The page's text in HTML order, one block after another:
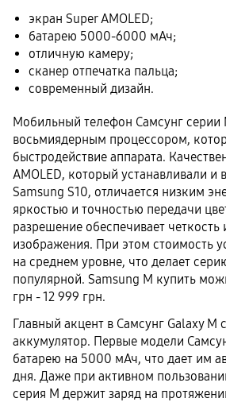
экран Super AMOLED;
батарею 5000-6000 мАч;
отличную камеру;
сканер отпечатка пальца;
современный дизайн.
Мобильный телефон Самсунг
восьмиядерным процессором,
быстродействие аппарата.
AMOLED, который устанавливали и
Samsung S10, отличается низким
яркостью и точностью передачи
разрешение обеспечивает четкость
изображения. При этом стоимость
на среднем уровне, что делает
популярной. Samsung M купить
грн - 12 999 грн.
Главный акцент в Самсунг Galaxy M
аккумулятор. Первые модели
батарею на 5000 мАч, что дает им
дня. Даже при активном
серия M держит заряд на